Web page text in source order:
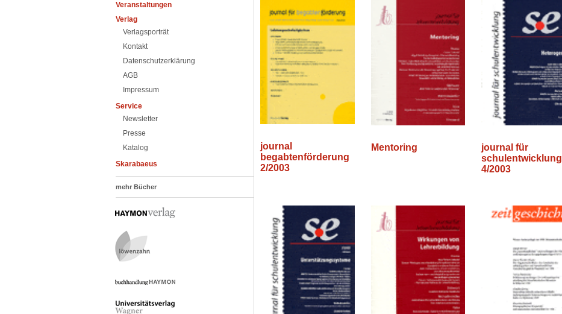
Veranstaltungen
Verlag
Verlagsporträt
Kontakt
Datenschutzerklärung
AGB
Impressum
Service
Newsletter
Presse
Katalog
Skarabaeus
mehr Bücher
journal
begabtenförderung
2/2003
Mentoring
journal für
schulentwicklung
4/2003